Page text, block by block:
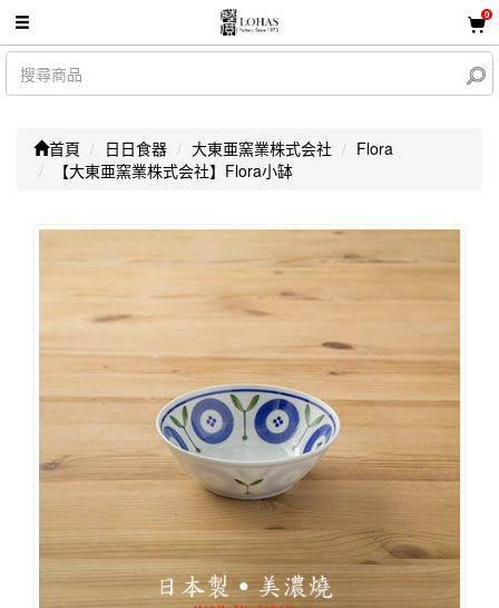
0
首頁 日日食器 大東亜窯業株式会社
Flora
【大東亜窯業株式会社】Flora小缽